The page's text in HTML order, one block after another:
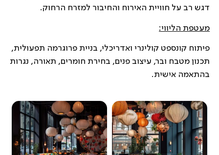
דגש רב על חוויית האירוח והחיבור למזרח הרחוק.
מעטפת הליווי:
פיתוח קונספט קולינרי ואדריכלי, בניית פרוגרמה תפעולית,
תכנון מטבח ובר, עיצוב פנים, בחירת חומרים, תאורה, נגרות
בהתאמה אישית.